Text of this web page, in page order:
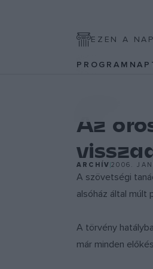
EZEN A
Az
ARCHÍV2006.
A szövetségi
alsóház által
A törvény
már minden